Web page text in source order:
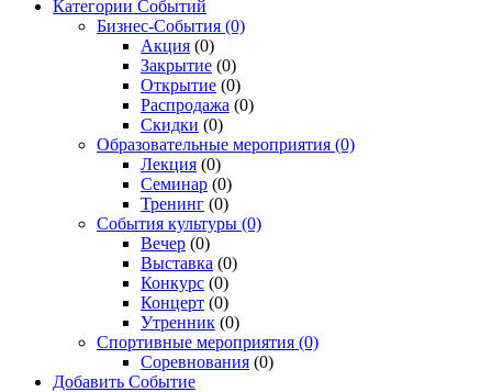
Категории Событий
Бизнес-События (0)
Акция (0)
Закрытие (0)
Открытие (0)
Распродажа (0)
Скидки (0)
Образовательные мероприятия (0)
Лекция (0)
Семинар (0)
Тренинг (0)
События культуры (0)
Вечер (0)
Выставка (0)
Конкурс (0)
Концерт (0)
Утренник (0)
Спортивные мероприятия (0)
Соревнования (0)
Добавить Событие